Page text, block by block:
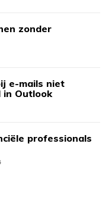
zonder
e-mails niet
in Outlook
professionals